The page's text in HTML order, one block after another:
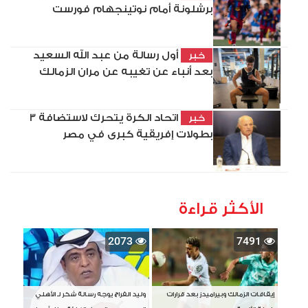
برشلونة أمام نوتينجهام فورست
خبر
أول رسالة من عبد الله السعيد
بعد أنباء عن تغيبه عن مران الزمالك
خبر
اتحاد الكرة يتحرك لاستضافة 3
بطولات إفريقية كبرى في مصر
الأكثر قراءة
7491
إيقافات الزمالك وبيراميدز بعد قرارات
2073
وليد الفراج يوجه رسالة شكر لـ الأهلي